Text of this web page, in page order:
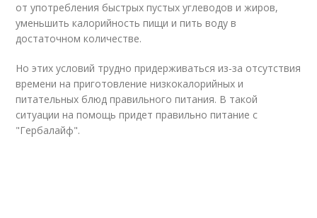
от употребления быстрых пустых углеводов и жиров,
уменьшить калорийность пищи и пить воду в
достаточном количестве.
Но этих условий трудно придерживаться из-за отсутствия
времени на приготовление низкокалорийных и
питательных блюд правильного питания. В такой
ситуации на помощь придет правильно питание с
"Гербалайф".